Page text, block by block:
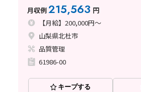
月収例215,563 円
【月給】200,000円～
山梨県北杜市
品質管理
61986-00
キープする